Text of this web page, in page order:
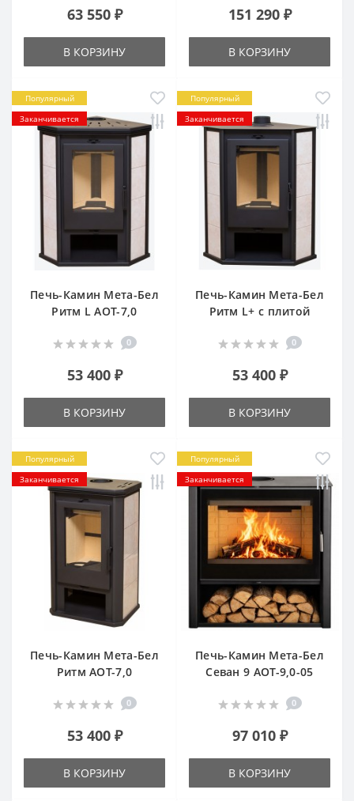
63 550 ₽
В КОРЗИНУ
151 290 ₽
В КОРЗИНУ
Популярный
Заканчивается
Печь-Камин Мета-Бел
Ритм L АОТ-7,0
0
53 400 ₽
В КОРЗИНУ
Популярный
Заканчивается
Печь-Камин Мета-Бел
Ритм L+ с плитой
0
53 400 ₽
В КОРЗИНУ
Популярный
Заканчивается
Печь-Камин Мета-Бел
Ритм АОТ-7,0
0
53 400 ₽
В КОРЗИНУ
Популярный
Заканчивается
Печь-Камин Мета-Бел
Севан 9 АОТ-9,0-05
0
97 010 ₽
В КОРЗИНУ